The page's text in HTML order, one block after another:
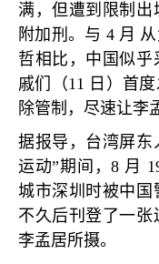
满，但遭到限制
附加刑。与 4 月
哲相比，中国似
戚们（11 日）首
除管制，尽速让李
据报导，台湾屏东
运动”期间，8 月
城市深圳时被中国
不久后刊登了一
李孟居所摄。